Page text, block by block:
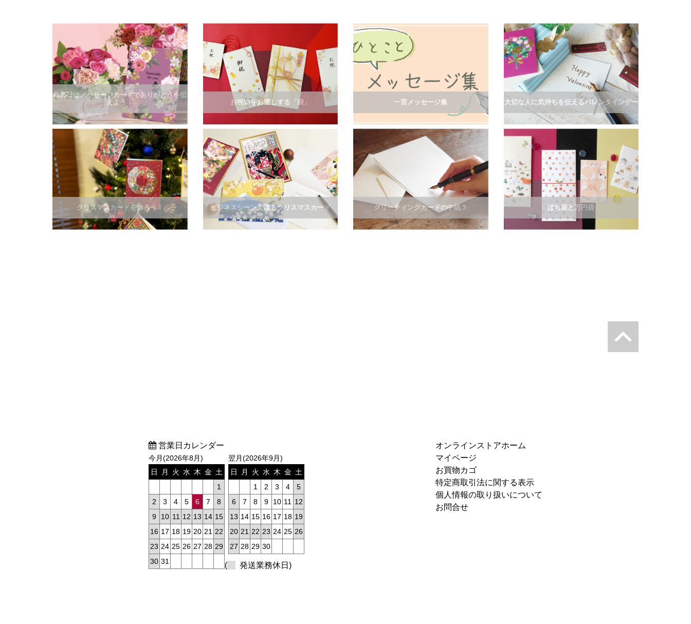
母の日はメッセージカードでありがとうを伝
えよう！
お祝いをお渡しする「袋」 一言メッセージ集 大切な人に気持ちを伝えるバレンタインデー
クリスマスカードを飾ろう！ ビジネスシーンで贈るクリスマスカード グリーティングカードの中紙？ ぽち袋と万円袋
営業日カレンダー
今月(2026年8月)
日
月 火 水 木 金 土
1
2
3 4 5 6 7
8
9
10 11 12 13 14 15
16 17 18 19 20 21 22
23 24 25 26 27 28 29
30 31
翌月(2026年9月)
日
月 火 水 木 金 土
1
2 3 4
5
6
7 8 9 10 11
12
13 14 15 16 17 18 19
20 21 22 23 24 25 26
27 28 29 30
( 発送業務休日)
オンラインストアホーム
マイページ
お買物カゴ
特定商取引法に関する表示
個人情報の取り扱いについて
お問合せ